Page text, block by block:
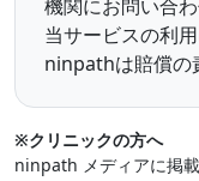
機関にお問い合わ
当サービスの利
ninpathは賠償の
※クリニックの方へ
ninpath メディアに掲